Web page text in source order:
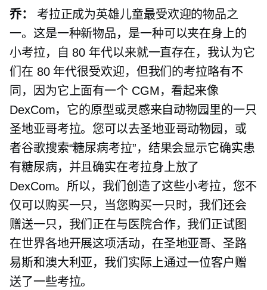
乔：
考拉正成为英雄儿童最受欢迎的物品之
一。这是一种新物品，是一种可以夹在身上的
小考拉，自 80 年代以来就一直存在，我认为它
们在 80 年代很受欢迎，但我们的考拉略有不
同，因为它上面有一个 CGM，看起来像
DexCom，它的原型或灵感来自动物园里的一只
圣地亚哥考拉。您可以去圣地亚哥动物园，或
者谷歌搜索“糖尿病考拉”，结果会显示它确实患
有糖尿病，并且确实在考拉身上放了
DexCom。所以，我们创造了这些小考拉，您不
仅可以购买一只，当您购买一只时，我们还会
赠送一只，我们正在与医院合作，我们正试图
在世界各地开展这项活动，在圣地亚哥、圣路
易斯和澳大利亚，我们实际上通过一位客户赠
送了一些考拉。